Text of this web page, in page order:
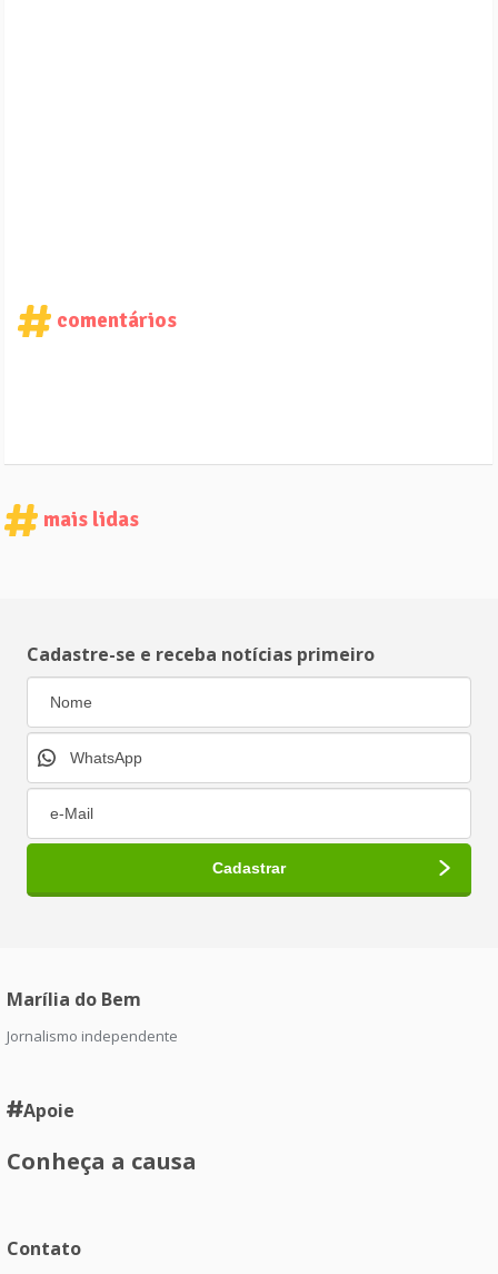
comentários
mais lidas
Cadastre-se e receba notícias primeiro
Marília do Bem
Jornalismo independente
Apoie
Conheça a causa
Contato